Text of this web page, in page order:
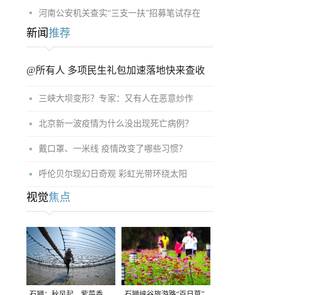
河南公安机关查实“三支一扶”招募笔试存在
新闻 推荐
@所有人 多项民生礼包加速落地快来查收
三峡大坝变形？专家：又有人在恶意炒作
北京新一波疫情为什么没出现死亡病例？
戴口罩、一米线 疫情改变了哪些习惯？
呼伦贝尔现幻日奇观 彩虹光带环绕太阳
视觉焦点